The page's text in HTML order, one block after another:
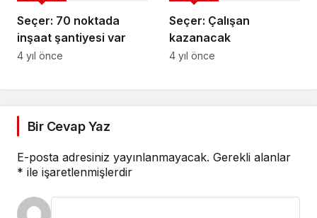
Seçer: 70 noktada
inşaat şantiyesi var
4 yıl önce
Seçer: Çalışan
kazanacak
4 yıl önce
Bir Cevap Yaz
E-posta adresiniz yayınlanmayacak. Gerekli alanlar
* ile işaretlenmişlerdir